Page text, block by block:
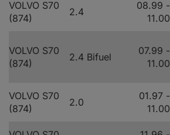
VOLVO S70
(874)
2.4
08.99 -
11.00
VOLVO S70
(874)
2.4 Bifuel
07.99 -
11.00
VOLVO S70
(874)
2.0
01.97 -
11.00